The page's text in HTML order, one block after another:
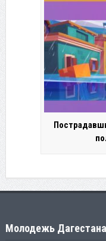
Молодежь Дагестана